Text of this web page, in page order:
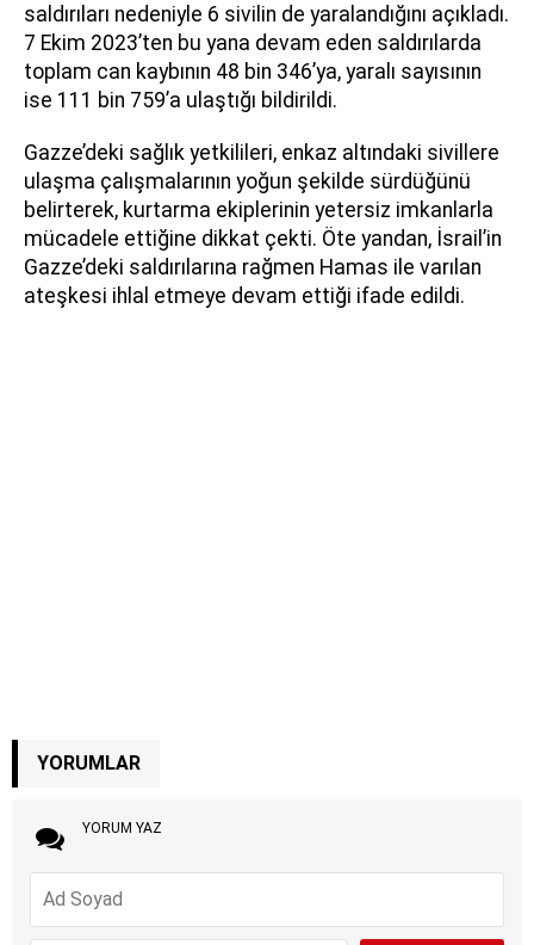
saldırıları nedeniyle 6 sivilin de yaralandığını açıkladı.
7 Ekim 2023’ten bu yana devam eden saldırılarda
toplam can kaybının 48 bin 346’ya, yaralı sayısının
ise 111 bin 759’a ulaştığı bildirildi.
Gazze’deki sağlık yetkilileri, enkaz altındaki sivillere
ulaşma çalışmalarının yoğun şekilde sürdüğünü
belirterek, kurtarma ekiplerinin yetersiz imkanlarla
mücadele ettiğine dikkat çekti. Öte yandan, İsrail’in
Gazze’deki saldırılarına rağmen Hamas ile varılan
ateşkesi ihlal etmeye devam ettiği ifade edildi.
YORUMLAR
YORUM YAZ